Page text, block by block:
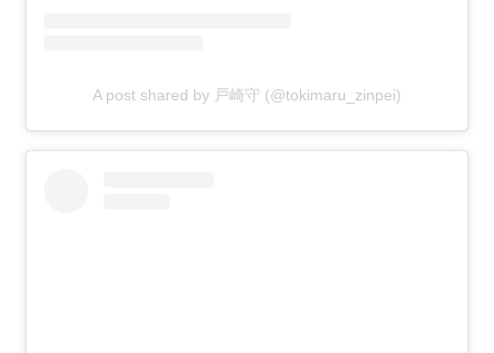
A post shared by 戸崎守 (@tokimaru_zinpei)